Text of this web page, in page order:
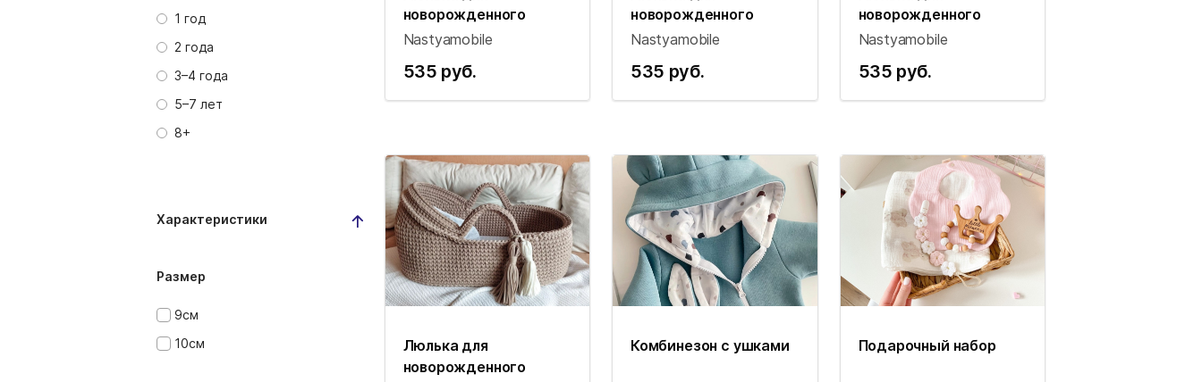
1 год
2 года
3–4 года
5–7 лет
8+
Характеристики
Размер
9см
10см
новорожденного
Nastyamobile
535 руб.
новорожденного
Nastyamobile
535 руб.
новорожденного
Nastyamobile
535 руб.
Люлька для
новорожденного
Комбинезон с ушками Подарочный набор